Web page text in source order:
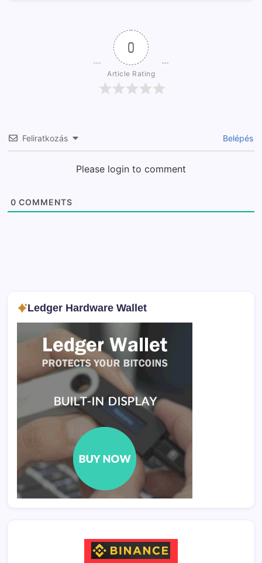
0
Article Rating
Feliratkozás Belépés
Please login to comment
0 COMMENTS
Ledger Hardware Wallet